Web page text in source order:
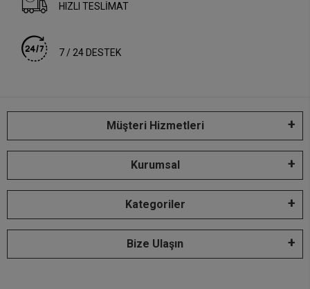
HIZLI TESLİMAT
7 / 24 DESTEK
Müşteri Hizmetleri
Kurumsal
Kategoriler
Bize Ulaşın